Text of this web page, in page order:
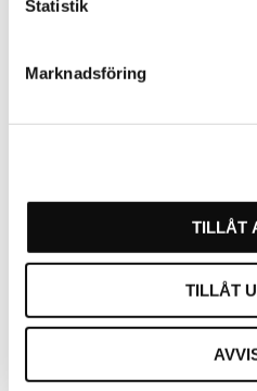
Statistik
Marknadsföring
TILLÅT
TILLÅT
Beard Monkey Mustasch